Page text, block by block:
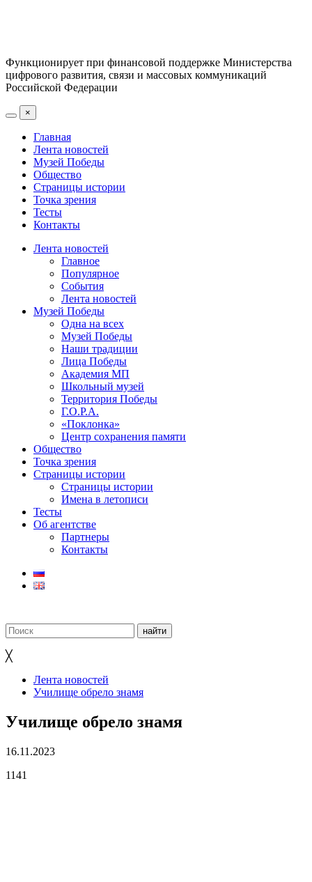
Функционирует при финансовой поддержке Министерства
цифрового развития, связи и массовых коммуникаций
Российской Федерации
×
Главная
Лента новостей
Музей Победы
Общество
Страницы истории
Точка зрения
Тесты
Контакты
Лента новостей
Главное
Популярное
События
Лента новостей
Музей Победы
Одна на всех
Музей Победы
Наши традиции
Лица Победы
Академия МП
Школьный музей
Территория Победы
Г.О.Р.А.
«Поклонка»
Центр сохранения памяти
Общество
Точка зрения
Страницы истории
Страницы истории
Имена в летописи
Тесты
Об агентстве
Партнеры
Контакты
╳
Лента новостей
Училище обрело знамя
Училище обрело знамя
16.11.2023
1141